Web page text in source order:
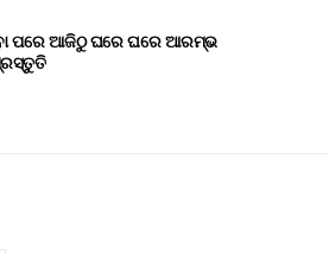
ପରେ ଆଜିଠୁ ଘରେ ଘରେ ଆରମ୍ଭ